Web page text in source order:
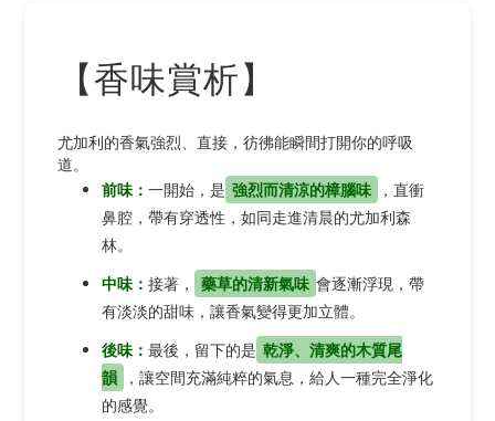
【香味賞析】
尤加利的香氣強烈、直接，彷彿能瞬間打開你的呼吸
道。
前味： 一開始，是 強烈而清涼的樟腦味
，直衝
鼻腔，帶有穿透性，如同走進清晨的尤加利森
林。
中味： 接著， 藥草的清新氣味 會逐漸浮現，帶
有淡淡的甜味，讓香氣變得更加立體。
後味： 最後，留下的是 乾淨、清爽的木質尾
韻
，讓空間充滿純粹的氣息，給人一種完全淨化
的感覺。